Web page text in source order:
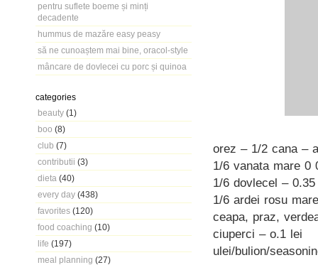
pentru suflete boeme și minți
decadente
hummus de mazăre easy peasy
să ne cunoaștem mai bine, oracol-style
mâncare de dovlecei cu porc și quinoa
categories
beauty (1)
boo (8)
club (7)
contributii (3)
dieta (40)
every day (438)
favorites (120)
food coaching (10)
life (197)
meal planning (27)
orez – 1/2 cana –
1/6 vanata mare 0
1/6 dovlecel –
1/6 ardei rosu
ceapa, praz,
ciuperci – o.1 lei
ulei/bulion/